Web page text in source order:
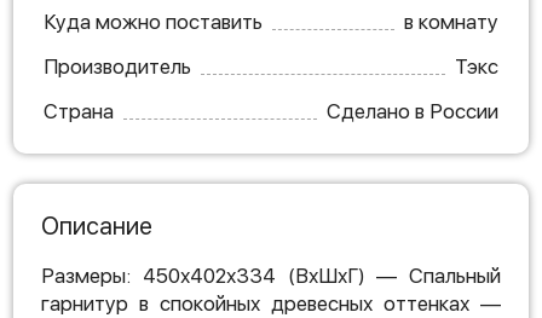
Куда можно поставить
в комнату
Производитель
Тэкс
Страна
Сделано в России
Описание
Размеры: 450х402х334 (ВхШхГ) — Спальный
гарнитур в спокойных древесных оттенках —